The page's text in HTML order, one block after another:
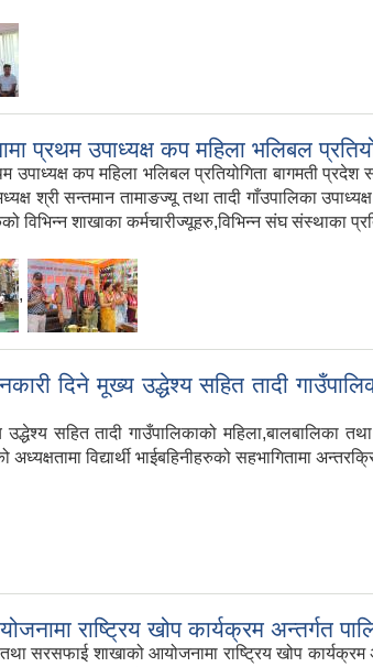
प्रथम उपाध्यक्ष कप महिला भलिबल
कप महिला भलिबल प्रतियोगिता बागमती प्रदेश
श्री सन्तमान तामाङज्यू तथा तादी गाँउपालिका
शाखाका कर्मचारीज्यूहरु,विभिन्न संघ संस्थाका
,
दिने मूख्य उद्धेश्य सहित तादी
सहित तादी गाउँपालिकाको महिला,बालबालिका
विद्यार्थी भाईबहिनीहरुको सहभागितामा
राष्ट्रिय खोप कार्यक्रम अन्तर्गत
शाखाको आयोजनामा राष्ट्रिय खोप कार्यक्रम